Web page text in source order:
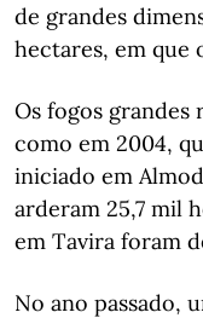
de grandes
hectares, em que
Os fogos grandes
como em 2004,
iniciado em
arderam 25,7 mil
em Tavira foram
No ano passado,